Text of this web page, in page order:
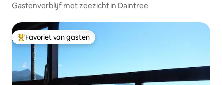
Gastenverblijf met zeezicht in Daintree
Topfavoriet van gasten
Favoriet van gasten